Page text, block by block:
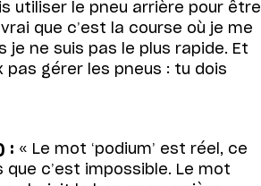
utiliser le pneu arrière pour être
que c’est la course où je me
je ne suis pas le plus rapide. Et
pas gérer les pneus : tu dois
: « Le mot ‘podium’ est réel, ce
c’est impossible. Le mot